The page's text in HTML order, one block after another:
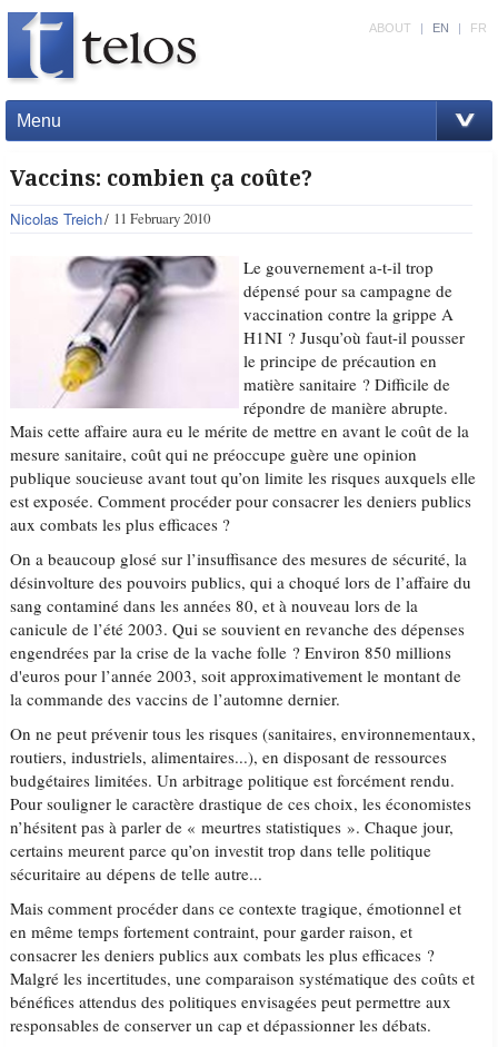
Menu
ABOUT | EN | FR
Vaccins: combien ça coûte?
Nicolas Treich 11 February 2010
Le gouvernement a-t-il trop
dépensé pour sa campagne de
vaccination contre la grippe A
H1NI ? Jusqu’où faut-il pousser
le principe de précaution en
matière sanitaire ? Difficile de
répondre de manière abrupte.
Mais cette affaire aura eu le mérite de mettre en avant le coût de la
mesure sanitaire, coût qui ne préoccupe guère une opinion
publique soucieuse avant tout qu’on limite les risques auxquels elle
est exposée. Comment procéder pour consacrer les deniers publics
aux combats les plus efficaces ?
On a beaucoup glosé sur l’insuffisance des mesures de sécurité, la
désinvolture des pouvoirs publics, qui a choqué lors de l’affaire du
sang contaminé dans les années 80, et à nouveau lors de la
canicule de l’été 2003. Qui se souvient en revanche des dépenses
engendrées par la crise de la vache folle ? Environ 850 millions
d'euros pour l’année 2003, soit approximativement le montant de
la commande des vaccins de l’automne dernier.
On ne peut prévenir tous les risques (sanitaires, environnementaux,
routiers, industriels, alimentaires...), en disposant de ressources
budgétaires limitées. Un arbitrage politique est forcément rendu.
Pour souligner le caractère drastique de ces choix, les économistes
n’hésitent pas à parler de « meurtres statistiques ». Chaque jour,
certains meurent parce qu’on investit trop dans telle politique
sécuritaire au dépens de telle autre...
Mais comment procéder dans ce contexte tragique, émotionnel et
en même temps fortement contraint, pour garder raison, et
consacrer les deniers publics aux combats les plus efficaces ?
Malgré les incertitudes, une comparaison systématique des coûts et
bénéfices attendus des politiques envisagées peut permettre aux
responsables de conserver un cap et dépassionner les débats.